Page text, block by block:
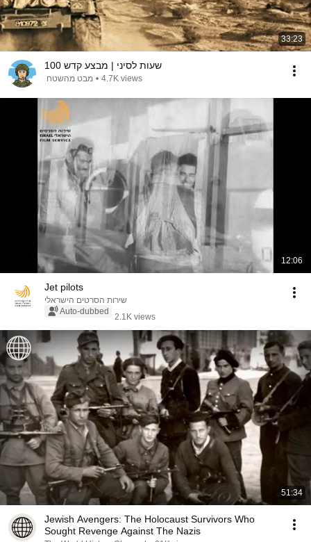
33:23
100 שעות לסיני | מבצע קדש
מבט מהשטח • 4.7K views
12:06
Jet pilots
שירות הסרטים הישראלי
Auto-dubbed
2.1K views
51:34
Jewish Avengers: The Holocaust Survivors Who
Sought Revenge Against The Nazis